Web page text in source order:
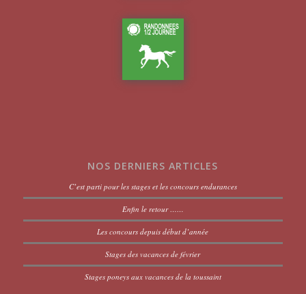
NOS DERNIERS ARTICLES
C’est parti pour les stages et les concours endurances
Enfin le retour ……
Les concours depuis début d’année
Stages des vacances de février
Stages poneys aux vacances de la toussaint